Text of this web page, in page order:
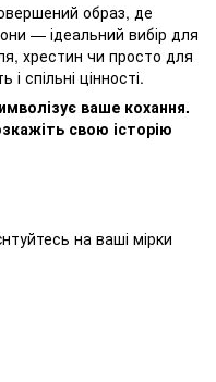
образ, де
— ідеальний вибір для
хрестин чи просто для
спільні цінності.
ваше кохання.
свою історію
на ваші мірки